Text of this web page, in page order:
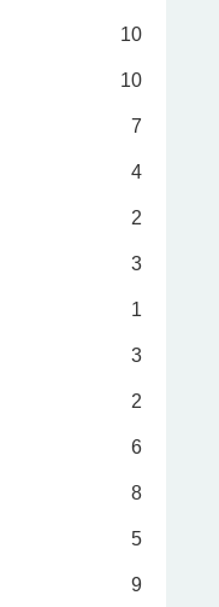
10
10
7
4
2
3
1
3
2
6
8
5
9